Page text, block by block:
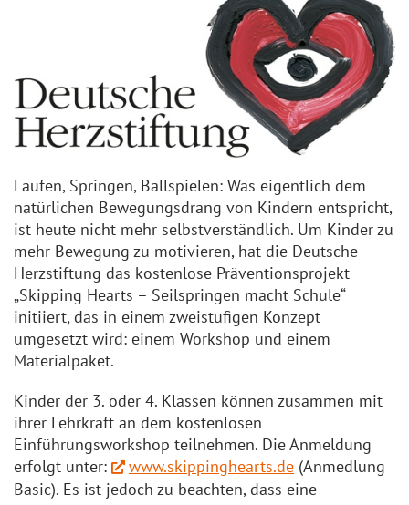
Laufen, Springen, Ballspielen: Was eigentlich dem
natürlichen Bewegungsdrang von Kindern entspricht,
ist heute nicht mehr selbstverständlich. Um Kinder zu
mehr Bewegung zu motivieren, hat die Deutsche
Herzstiftung das kostenlose Präventionsprojekt
„Skipping Hearts – Seilspringen macht Schule“
initiiert, das in einem zweistufigen Konzept
umgesetzt wird: einem Workshop und einem
Materialpaket.
Kinder der 3. oder 4. Klassen können zusammen mit
ihrer Lehrkraft an dem kostenlosen
Einführungsworkshop teilnehmen. Die Anmeldung
erfolgt unter:
www.skippinghearts.de (Anmedlung
Basic). Es ist jedoch zu beachten, dass eine